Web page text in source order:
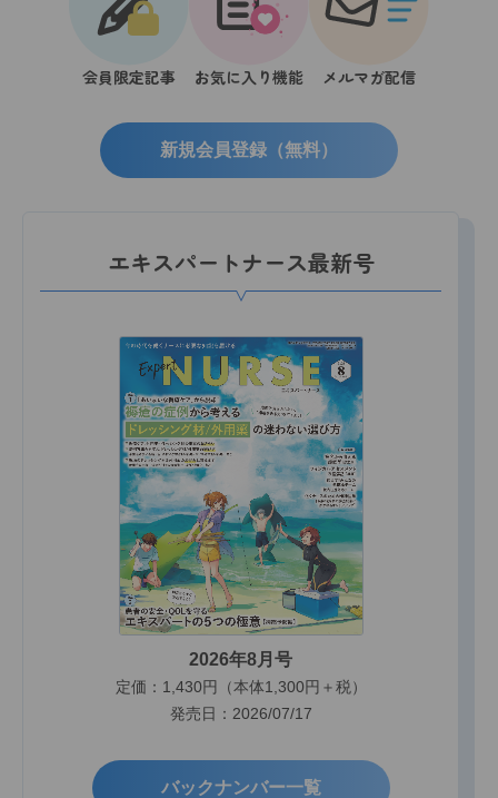
会員限定記事 お気に入り機能 メルマガ配信
新規会員登録（無料）
エキスパートナース最新号
2026年8月号
定価：1,430円（本体1,300円＋税）
発売日：2026/07/17
バックナンバー一覧